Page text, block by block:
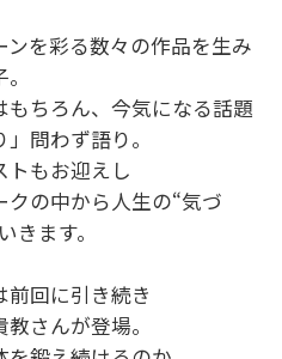
ンを彩る数々の作品を生み
もちろん、今気になる話題
問わず語り。
トもお迎えし
クの中から人生の“気づ
きます。
回に引き続き
さんが登場。